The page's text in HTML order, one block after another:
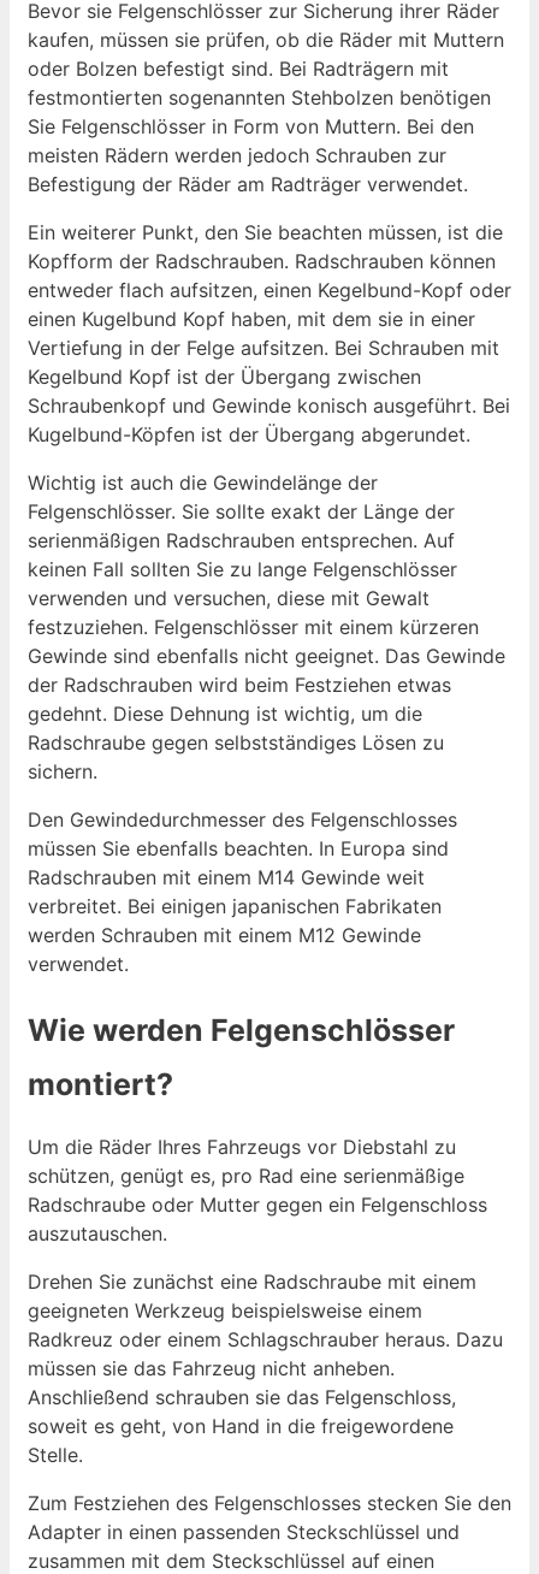
Bevor sie Felgenschlösser zur Sicherung ihrer Räder
kaufen, müssen sie prüfen, ob die Räder mit Muttern
oder Bolzen befestigt sind. Bei Radträgern mit
festmontierten sogenannten Stehbolzen benötigen
Sie Felgenschlösser in Form von Muttern. Bei den
meisten Rädern werden jedoch Schrauben zur
Befestigung der Räder am Radträger verwendet.
Ein weiterer Punkt, den Sie beachten müssen, ist die
Kopfform der Radschrauben. Radschrauben können
entweder flach aufsitzen, einen Kegelbund-Kopf oder
einen Kugelbund Kopf haben, mit dem sie in einer
Vertiefung in der Felge aufsitzen. Bei Schrauben mit
Kegelbund Kopf ist der Übergang zwischen
Schraubenkopf und Gewinde konisch ausgeführt. Bei
Kugelbund-Köpfen ist der Übergang abgerundet.
Wichtig ist auch die Gewindelänge der
Felgenschlösser. Sie sollte exakt der Länge der
serienmäßigen Radschrauben entsprechen. Auf
keinen Fall sollten Sie zu lange Felgenschlösser
verwenden und versuchen, diese mit Gewalt
festzuziehen. Felgenschlösser mit einem kürzeren
Gewinde sind ebenfalls nicht geeignet. Das Gewinde
der Radschrauben wird beim Festziehen etwas
gedehnt. Diese Dehnung ist wichtig, um die
Radschraube gegen selbstständiges Lösen zu
sichern.
Den Gewindedurchmesser des Felgenschlosses
müssen Sie ebenfalls beachten. In Europa sind
Radschrauben mit einem M14 Gewinde weit
verbreitet. Bei einigen japanischen Fabrikaten
werden Schrauben mit einem M12 Gewinde
verwendet.
Wie werden Felgenschlösser
montiert?
Um die Räder Ihres Fahrzeugs vor Diebstahl zu
schützen, genügt es, pro Rad eine serienmäßige
Radschraube oder Mutter gegen ein Felgenschloss
auszutauschen.
Drehen Sie zunächst eine Radschraube mit einem
geeigneten Werkzeug beispielsweise einem
Radkreuz oder einem Schlagschrauber heraus. Dazu
müssen sie das Fahrzeug nicht anheben.
Anschließend schrauben sie das Felgenschloss,
soweit es geht, von Hand in die freigewordene
Stelle.
Zum Festziehen des Felgenschlosses stecken Sie den
Adapter in einen passenden Steckschlüssel und
zusammen mit dem Steckschlüssel auf einen